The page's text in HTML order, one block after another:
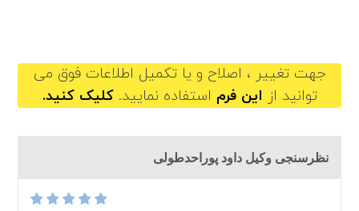
جهت تغییر ، اصلاح و یا تکمیل اطلاعات فوق می
توانید از این فرم استفاده نمایید. کلیک کنید.
نظرسنجی وکیل داود پوراحدطولی